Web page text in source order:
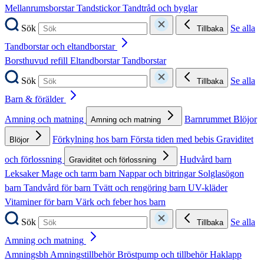
MellanrumsborstarTandstickorTandtråd och byglar
Sök
Tillbaka
Se alla
Tandborstar och eltandborstar
Borsthuvud refill EltandborstarTandborstar
Sök
Tillbaka
Se alla
Barn & förälder
Amning och matning
Amning och matning BarnrummetBlöjor
Blöjor Förkylning hos barn Första tiden med bebis Graviditet
och förlossning
Graviditet och förlossning
Hudvård barn
LeksakerMage och tarm barn Nappar och bitringar Solglasögon
barn Tandvård för barn Tvätt och rengöring barn UV-kläder
Vitaminer för barn Värk och feber hos barn
Sök
Tillbaka
Se alla
Amning och matning
AmningsbhAmningstillbehörBröstpump och tillbehörHaklapp